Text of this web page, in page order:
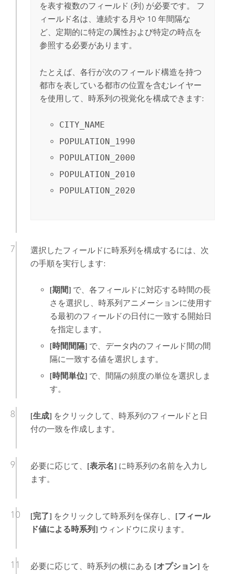
を表す複数のフィールド (列) が必要です。 フ
ィールド名は、連続する月や 10 年間隔な
ど、定期的に特定の属性および特定の時点を
参照する必要があります。
たとえば、各行が次のフィールド構造を持つ
都市を表している都市の位置を含むレイヤー
を使用して、時系列の視覚化を構成できます:
CITY_NAME
POPULATION_1990
POPULATION_2000
POPULATION_2010
POPULATION_2020
選択したフィールドに時系列を構成するには、次
の手順を実行します:
[期間] で、各フィールドに対応する時間の長
さを選択し、時系列アニメーションに使用す
る最初のフィールドの日付に一致する開始日
を指定します。
[時間間隔] で、データ内のフィールド間の間
隔に一致する値を選択します。
[時間単位] で、間隔の頻度の単位を選択しま
す。
[生成]をクリックして、時系列のフィールドと日
付の一致を作成します。
必要に応じて、 [表示名]に時系列の名前を入力し
ます。
[完了]をクリックして時系列を保存し、 [フィール
ド値による時系列]ウィンドウに戻ります。
必要に応じて、時系列の横にある [オプション]を